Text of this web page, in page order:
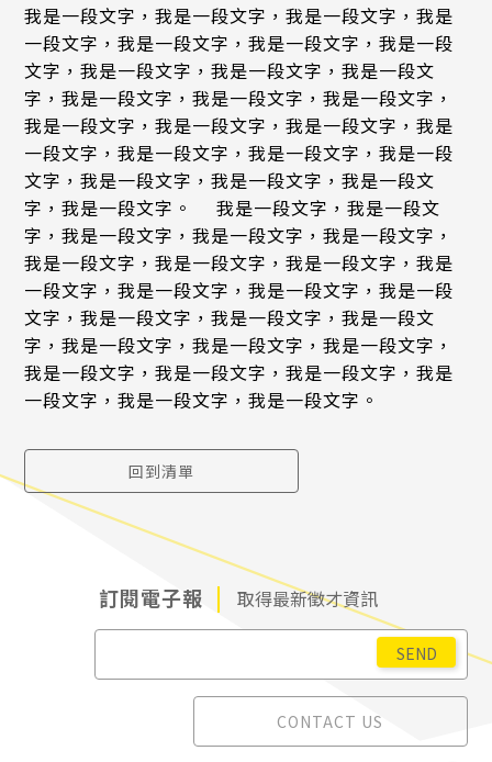
我是一段文字，我是一段文字，我是一段文字，我是
一段文字，我是一段文字，我是一段文字，我是一段
文字，我是一段文字，我是一段文字，我是一段文
字，我是一段文字，我是一段文字，我是一段文字，
我是一段文字，我是一段文字，我是一段文字，我是
一段文字，我是一段文字，我是一段文字，我是一段
文字，我是一段文字，我是一段文字，我是一段文
字，我是一段文字。 我是一段文字，我是一段文
字，我是一段文字，我是一段文字，我是一段文字，
我是一段文字，我是一段文字，我是一段文字，我是
一段文字，我是一段文字，我是一段文字，我是一段
文字，我是一段文字，我是一段文字，我是一段文
字，我是一段文字，我是一段文字，我是一段文字，
我是一段文字，我是一段文字，我是一段文字，我是
一段文字，我是一段文字，我是一段文字。
回到清單
訂閱電子報 取得最新徵才資訊
CONTACT US